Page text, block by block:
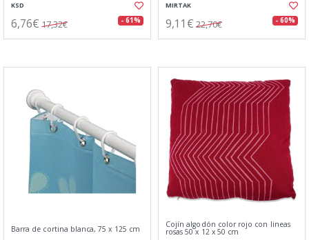
KSD
6,76€ 17,32€ - 61%
MIRTAK
9,11€ 22,70€ - 60%
Barra de cortina blanca, 75 x 125 cm Cojín algodón color rojo con lineas
rosas 50 x 12 x 50 cm